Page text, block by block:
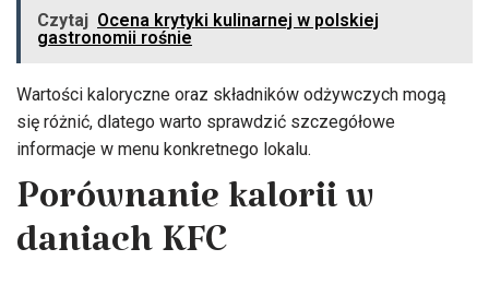
Czytaj Ocena krytyki kulinarnej w polskiej
gastronomii rośnie
Wartości kaloryczne oraz składników odżywczych mogą
się różnić, dlatego warto sprawdzić szczegółowe
informacje w menu konkretnego lokalu.
Porównanie kalorii w
daniach KFC